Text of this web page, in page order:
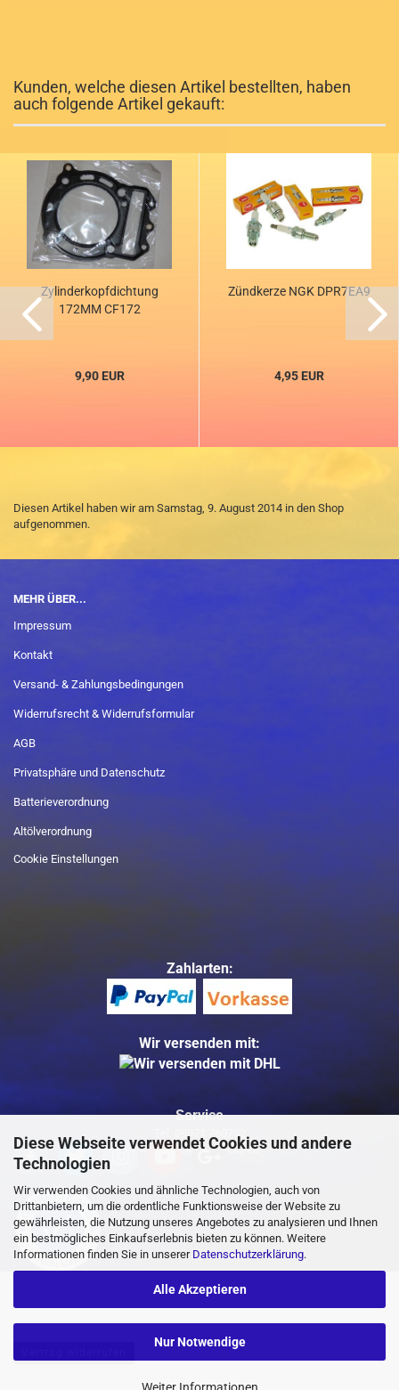
Diese Webseite verwendet Cookies und andere
Technologien
Wir verwenden Cookies und ähnliche Technologien, auch von
Drittanbietern, um die ordentliche Funktionsweise der Website zu
gewährleisten, die Nutzung unseres Angebotes zu analysieren und Ihnen
ein bestmögliches Einkaufserlebnis bieten zu können. Weitere
Informationen finden Sie in unserer Datenschutzerklärung.
Alle Akzeptieren
Nur Notwendige
Kunden, welche diesen Artikel bestellten, haben
auch folgende Artikel gekauft:
Zylinderkopfdichtung
172MM CF172
9,90 EUR
Zündkerze NGK DPR7EA9
4,95 EUR
Diesen Artikel haben wir am Samstag, 9. August 2014 in den Shop
aufgenommen.
MEHR ÜBER...
Impressum
Kontakt
Versand- & Zahlungsbedingungen
Widerrufsrecht & Widerrufsformular
AGB
Privatsphäre und Datenschutz
Batterieverordnung
Altölverordnung
Cookie Einstellungen
Zahlarten:
Wir versenden mit:
Service
Mail: info@buggycity.eu